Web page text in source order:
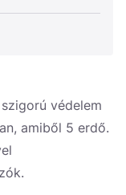
védelem
amiből 5 erdő.